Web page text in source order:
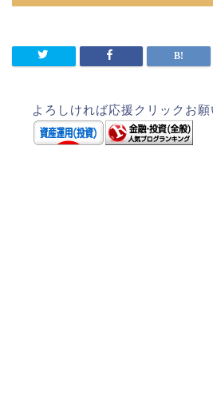
よろしければ応援クリックお願